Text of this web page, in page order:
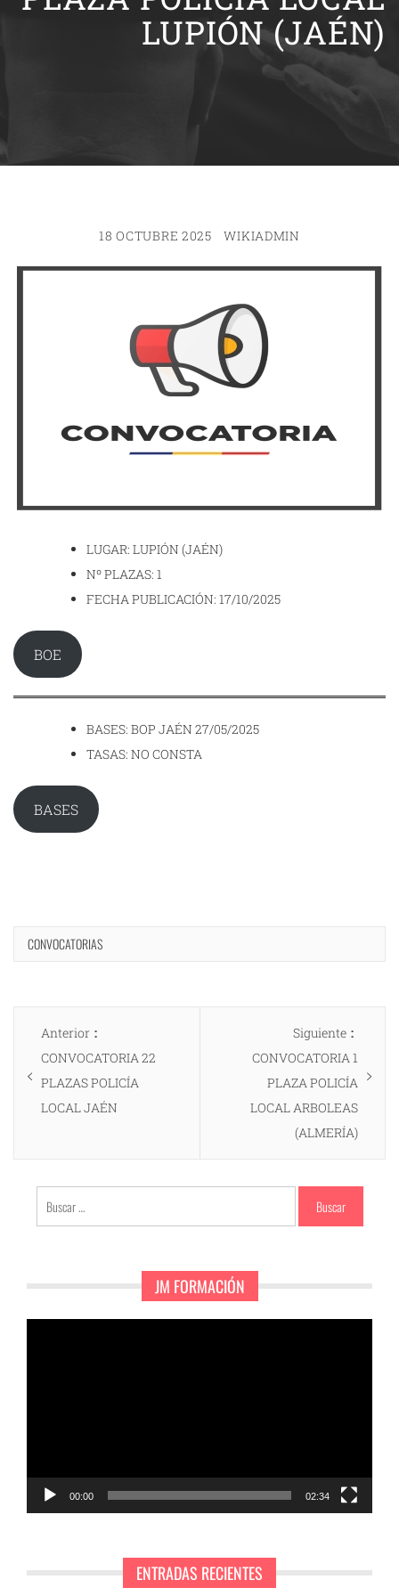
LUPIÓN (JAÉN)
18 OCTUBRE 2025 WIKIADMIN
LUGAR: LUPIÓN (JAÉN)
Nº PLAZAS: 1
FECHA PUBLICACIÓN: 17/10/2025
BOE
BASES: BOP JAÉN 27/05/2025
TASAS: NO CONSTA
BASES
CONVOCATORIAS
Navegación
entradas
Anterior
anterior:
CONVOCATORIA 22
PLAZAS POLICÍA
LOCAL JAÉN
Siguiente
CONVOCATORIA 1
PLAZA POLICÍA
LOCAL ARBOLEAS
(ALMERÍA)
Buscar:
JM FORMACIÓN
00:00 02:34
ENTRADAS RECIENTES